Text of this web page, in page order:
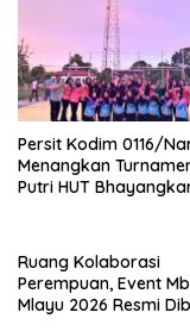
Persit Kodim 0116/
Menangkan
Putri HUT
Ruang Kolaborasi
Perempuan, Event
Mlayu 2026 Resmi